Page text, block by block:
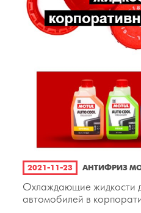
2021-11-23 АНТИФРИЗ
Охлаждающие жидкости
автомобилей в